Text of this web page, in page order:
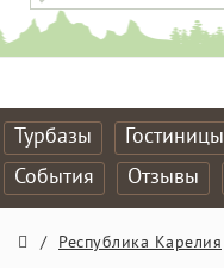
Турбазы Гостиницы
События
Отзывы
/ Республика Карелия